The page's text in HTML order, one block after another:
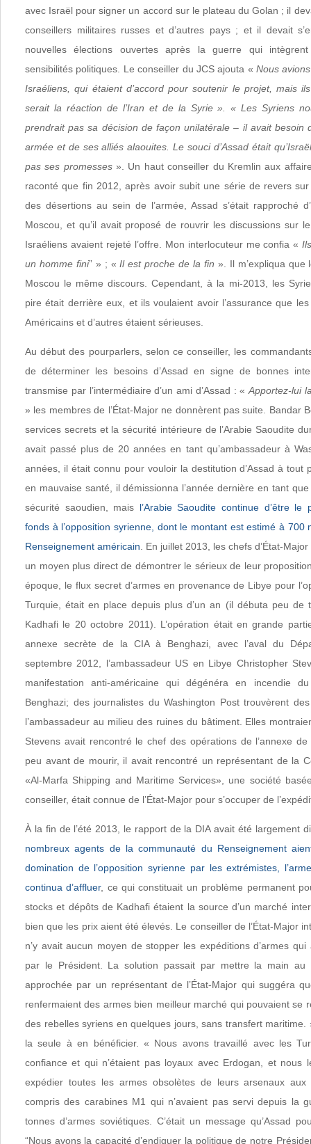
avec Israël pour signer un accord sur le plateau du Golan ; il
conseillers militaires russes et d’autres pays ; et il devait
nouvelles élections ouvertes après la guerre qui
sensibilités politiques. Le conseiller du JCS ajouta «Nous
Israéliens, qui étaient d’accord pour soutenir le projet, mais
serait la réaction de l’Iran et de la Syrie ». « Les Syriens
prendrait pas sa décision de façon unilatérale – il avait besoin
armée et de ses alliés alaouites. Le souci d’Assad était
pas ses promesses». Un haut conseiller du Kremlin aux
raconté que fin 2012, après avoir subit une série de revers
des désertions au sein de l’armée, Assad s’était rapproché
Moscou, et qu’il avait proposé de rouvrir les discussions sur
Israéliens avaient rejeté l’offre. Mon interlocuteur me confia «
un homme fini” » ; «Il est proche de la fin ». Il m’expliqua que
Moscou le même discours. Cependant, à la mi-2013, les
pire était derrière eux, et ils voulaient avoir l’assurance que
Américains et d’autres étaient sérieuses.
Au début des pourparlers, selon ce conseiller, les
de déterminer les besoins d’Assad en signe de bonnes
transmise par l’intermédiaire d’un ami d’Assad : «Apportez-lui
» les membres de l’État-Major ne donnèrent pas suite. Bandar
services secrets et la sécurité intérieure de l’Arabie Saoudite
avait passé plus de 20 années en tant qu’ambassadeur à
années, il était connu pour vouloir la destitution d’Assad à tout
en mauvaise santé, il démissionna l’année dernière en tant
sécurité saoudien, mais l’Arabie Saoudite continue d’être le
fonds à l’opposition syrienne, dont le montant est estimé à 700
Renseignement américain . En juillet 2013, les chefs d’État-
un moyen plus direct de démontrer le sérieux de leur
époque, le flux secret d’armes en provenance de Libye pour
Turquie, était en place depuis plus d’un an (il débuta peu de
Kadhafi le 20 octobre 2011). L’opération était en grande
annexe secrète de la CIA à Benghazi, avec l’aval du
septembre 2012, l’ambassadeur US en Libye Christopher
manifestation anti-américaine qui dégénéra en incendie
Benghazi; des journalistes du Washington Post trouvèrent
l’ambassadeur au milieu des ruines du bâtiment. Elles
Stevens avait rencontré le chef des opérations de l’annexe
peu avant de mourir, il avait rencontré un représentant de la
«Al-Marfa Shipping and Maritime Services», une société
conseiller, était connue de l’État-Major pour s’occuper de
À la fin de l’été 2013, le rapport de la DIA avait été largement
nombreux agents de la communauté du Renseignement
domination de l’opposition syrienne par les extrémistes,
continua d’affluer, ce qui constituait un problème permanent
stocks et dépôts de Kadhafi étaient la source d’un marché
bien que les prix aient été élevés. Le conseiller de l’État-Major
n’y avait aucun moyen de stopper les expéditions d’armes
par le Président. La solution passait par mettre la main au
approchée par un représentant de l’État-Major qui suggéra
renfermaient des armes bien meilleur marché qui pouvaient se
des rebelles syriens en quelques jours, sans transfert maritime.
la seule à en bénéficier. « Nous avons travaillé avec les
confiance et qui n’étaient pas loyaux avec Erdogan, et nous
expédier toutes les armes obsolètes de leurs arsenaux
compris des carabines M1 qui n’avaient pas servi depuis la
tonnes d’armes soviétiques. C’était un message qu’Assad
“Nous avons la capacité d’endiguer la politique de notre